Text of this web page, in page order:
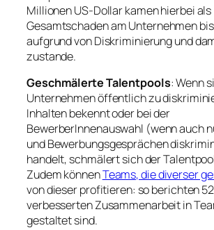
Millionen US-Dollar kamen hierbei als
Gesamtschaden am Unternehmen
aufgrund von Diskriminierung und
zustande.
Geschmälerte Talentpools: Wenn
Unternehmen öffentlich zu
Inhalten bekennt oder bei der
BewerberInnenauswahl (wenn auch
und Bewerbungsgesprächen
handelt, schmälert sich der
Zudem könnenTeams, die diverser
von dieser profitieren: so berichten
verbesserten Zusammenarbeit in
gestaltet sind.